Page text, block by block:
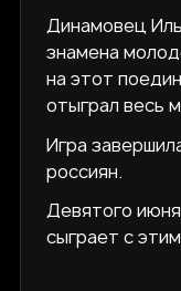
Динамовец
знамена
на этот
отыграл весь
Игра
россиян.
Девятого
сыграет с